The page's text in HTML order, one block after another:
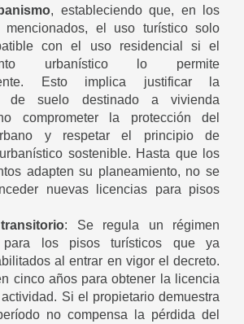
, estableciendo que, en los
mencionados, el uso turístico solo
con el uso residencial si el
urbanístico lo permite
Esto implica justificar la
de suelo destinado a vivienda
comprometer la protección del
y respetar el principio de
sostenible. Hasta que los
adapten su planeamiento, no se
nuevas licencias para pisos
: Se regula un régimen
para los pisos turísticos que ya
al entrar en vigor el decreto.
cinco años para obtener la licencia
Si el propietario demuestra
no compensa la pérdida del